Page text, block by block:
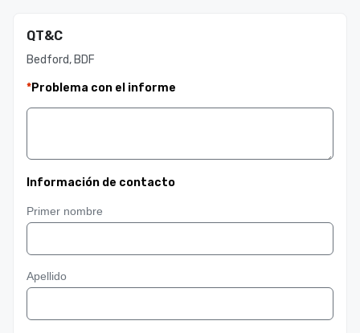
QT&C
Bedford, BDF
*Problema con el informe
Información de contacto
Primer nombre
Apellido